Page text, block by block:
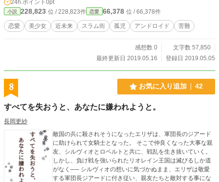
リーにて『メガロポリス未来警察戦機◆特攻装警グラウザ
ー』を展開しております 今回、本作の人気キャラであるア
ンドロイド少女・ローラと、スラム街をたくましく生きる青
年ラフマニを主役としてちょっとした恋愛譚を執筆いたしま
画のキャラ絵は九藤朋様にご協力いただきました。 まこと
にありがとうございます 【解説】 特攻装警グラウザー本編
ス』の後日談となります。 時系列では『魔窟の洋上楼閣都
市 Part６ ママ』と『魔窟の洋上楼閣都市 Part７ ―罪―』
の間になります。 男女恋愛要素を含みますのでご注意を。
ショートストーリーズに掲載されているムーンラビットの
24h.ポイント 0pt
小説 228,823 位 / 228,823件 恋愛 66,378 位 / 66,378件
恋愛 美少女 近未来 スラム街 孤児 アンドロイド 苦難
感想数 0
文字数 57,850
最終更新日 2019.05.16
登録日 2019.05.05
8 お気に入り追加 42
すべてを失おうと、あなたに嫌われようと。
長岡更紗
敵国の兵に殺されそうになったエリザは、軍団長のジアード
に助けられて女騎士となった。 そこで仲良くなった大事な親
友、シルヴィオとロベルトと共に、戦乱を生き抜いていく。
しかし、負け戦を強いられたリオレイン王国は滅びるしか道
がなく── シルヴィオの想いに気づかぬまま、エリザは敬愛
する軍団長ジアードに付き従い、親友たちと敵対する事にな